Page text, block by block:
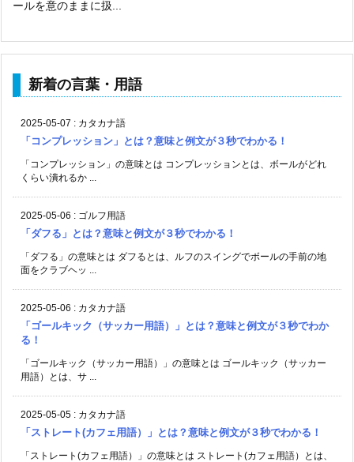
ールを意のままに扱...
新着の言葉・用語
2025-05-07 : カタカナ語
「コンプレッション」とは？意味と例文が３秒でわかる！
「コンプレッション」の意味とは コンプレッションとは、ボールがどれ
くらい潰れるか ...
2025-05-06 : ゴルフ用語
「ダフる」とは？意味と例文が３秒でわかる！
「ダフる」の意味とは ダフるとは、ルフのスイングでボールの手前の地
面をクラブヘッ ...
2025-05-06 : カタカナ語
「ゴールキック（サッカー用語）」とは？意味と例文が３秒でわか
る！
「ゴールキック（サッカー用語）」の意味とは ゴールキック（サッカー
用語）とは、サ ...
2025-05-05 : カタカナ語
「ストレート(カフェ用語）」とは？意味と例文が３秒でわかる！
「ストレート(カフェ用語）」の意味とは ストレート(カフェ用語）とは、